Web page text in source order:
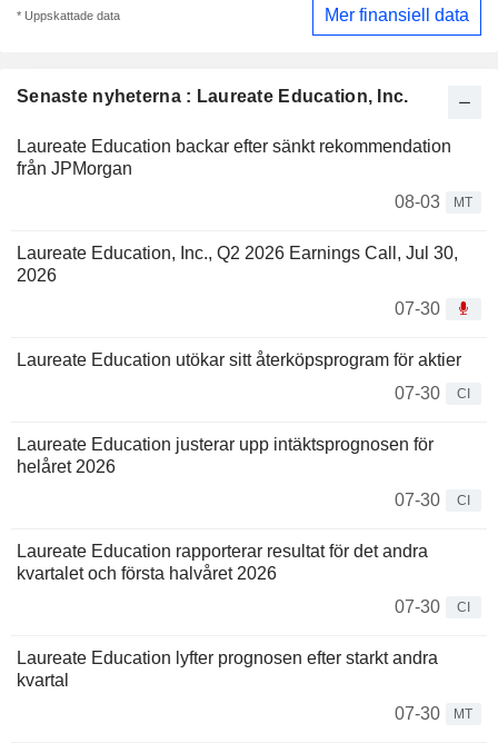
Senaste nyheterna : Laureate Education, Inc.
Laureate Education backar efter sänkt rekommendation
från JPMorgan
08-03
MT
Laureate Education, Inc., Q2 2026 Earnings Call, Jul 30,
2026
07-30
Laureate Education utökar sitt återköpsprogram för aktier
07-30
CI
Laureate Education justerar upp intäktsprognosen för
helåret 2026
07-30
CI
Laureate Education rapporterar resultat för det andra
kvartalet och första halvåret 2026
07-30
CI
Laureate Education lyfter prognosen efter starkt andra
kvartal
07-30
MT
* Uppskattade data Mer finansiell data